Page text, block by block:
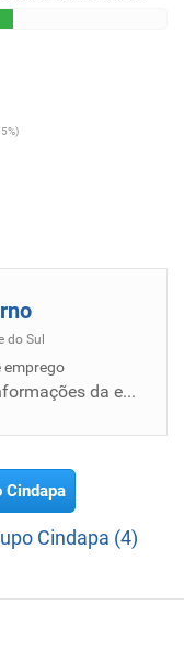
do Sul
emprego
Excelente profissional passou as informações da empresa com clareza, e qual seria a função que deveria desempenhar.
Cindapa
Cindapa (4)